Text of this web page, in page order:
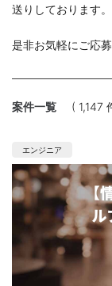
送りしております。
是非お気軽にご応
案件一覧 ( 1,147
エンジニア